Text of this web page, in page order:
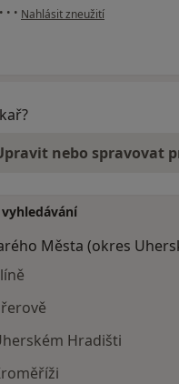
• • • podle názoru uživatele Lukáš
Nahlásit zneužití
nebo spravovat
Města (okres
Hradišti